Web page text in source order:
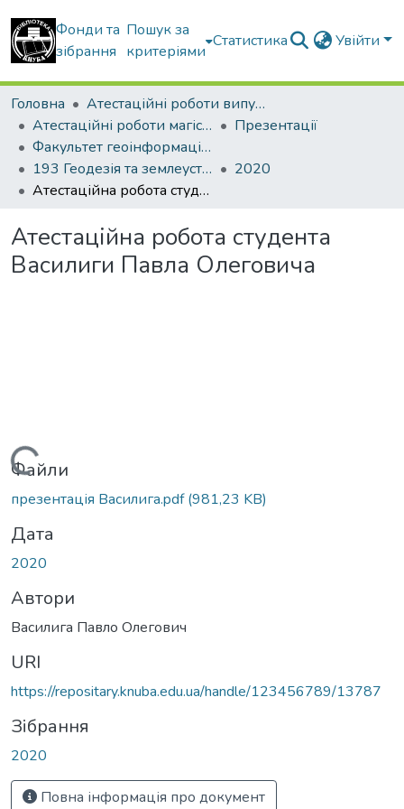
Фонди та
зібрання
Пошук за
критеріями
Статистика Увійти
Головна
Атестаційні роботи випускників
Атестаційні роботи магістрів
Презентації
Факультет геоінформаційних систем та управління територіями
193 Геодезія та землеустрій. Геоінформаційні системи і технології
2020
Атестаційна робота студента Василиги Павла Олеговича
Атестаційна робота студента
Василиги Павла Олеговича
Вантажиться...
Файли
презентація Василига.pdf(981,23 KB)
Дата
2020
Автори
Василига Павло Олегович
URI
https://repositary.knuba.edu.ua/handle/123456789/13787
Зібрання
2020
Повна інформація про документ